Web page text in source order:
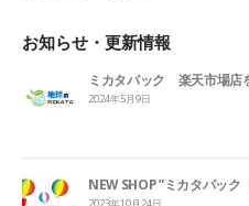
お知らせ・更新情報
ミカタパック 楽天市場店
2024年5月9日
NEW SHOP ”ミカタパッ